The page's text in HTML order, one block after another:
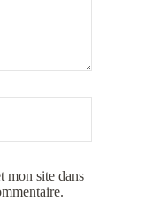
mon site dans